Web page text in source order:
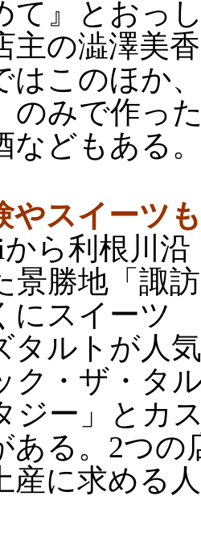
て』とおっ
主の澁澤美
はこのほか
のみで作っ
などもある
やスイーツも
ら利根川沿
景勝地「諏訪
にスイーツ
タルトが人気
ク・ザ・タ
ジー」とカ
ある。2つの
産に求める